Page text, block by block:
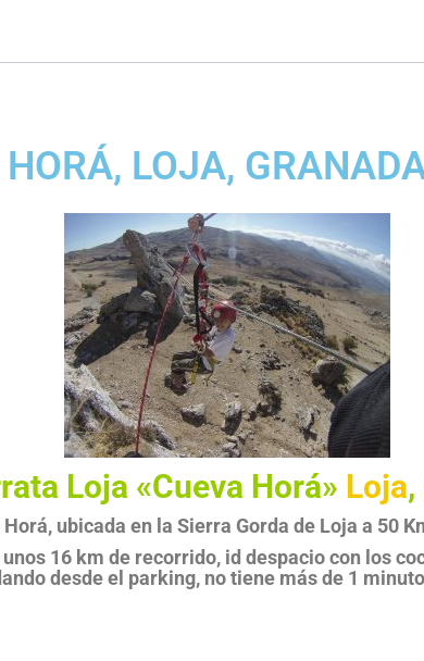
LOJA,
Loja «Cueva Horá» Loja
ubicada en la Sierra Gorda de Loja a 50
16 km de recorrido, id despacio con los
desde el parking, no tiene más de 1